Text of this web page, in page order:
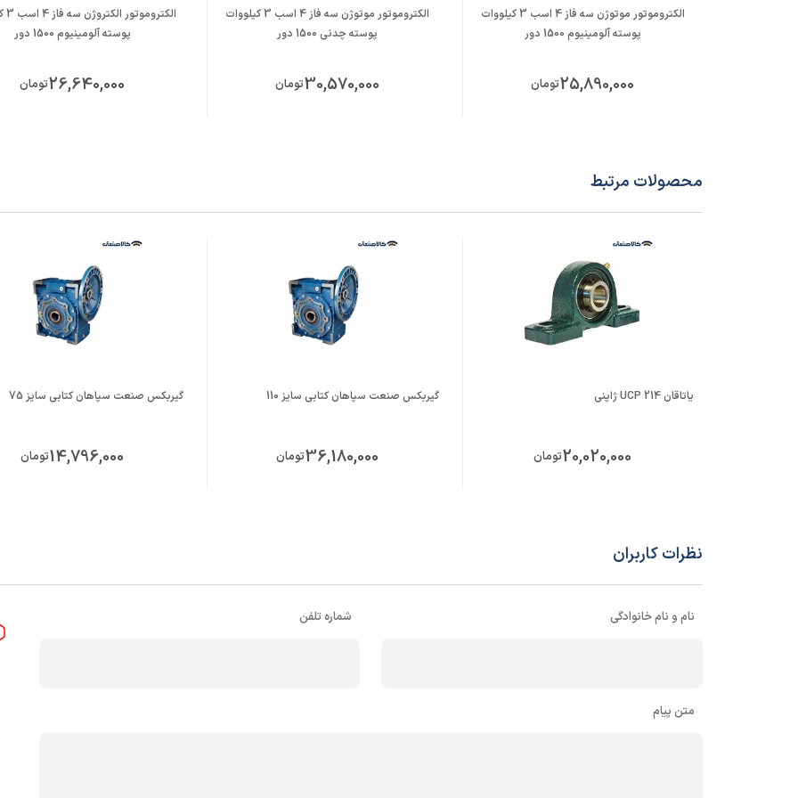
الکتروموتور موتوژن سه فاز 4 اسب 3 کیلووات
پوسته آلومینیوم 1500 دور
25,890,000تومان
الکتروموتور موتوژن سه فاز 4 اسب 3 کیلووات
پوسته چدنی 1500 دور
30,570,000تومان
پوسته آلومینیوم 1500 دور
26,640,000تومان
محصولات مرتبط
یاتاقان UCP 214 ژاپنی
20,020,000تومان
گیربکس صنعت سپاهان کتابی سایز 110
36,180,000تومان
گیربکس صنعت سپاهان کتابی سایز 75
14,796,000تومان
نظرات کاربران
نام و نام خانوادگی شماره تلفن
متن پیام